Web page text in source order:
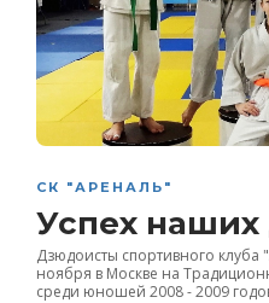
СК "АРЕНАЛЬ"
Успех наших
Дзюдоисты спортивного
ноября в Москве на
среди юношей 2008 - 2009